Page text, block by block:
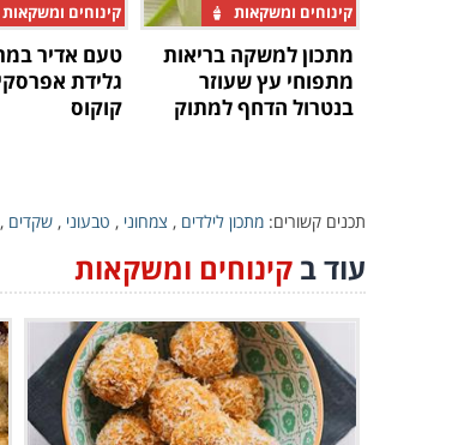
קינוחים ומשקאות
מתכון למשקה בריאות
מתפוחי עץ שעוזר
בנטרול הדחף למתוק
קינוחים ומשקאות
טעם אדיר
גלידת
קוקוס
תכנים קשורים: מתכון לילדים , צמחוני , טבעוני , שקדים ,
עוד ב קינוחים ומשקאות